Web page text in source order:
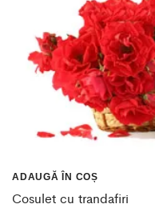
ADAUGĂ ÎN COȘ
Cosulet cu trandafiri